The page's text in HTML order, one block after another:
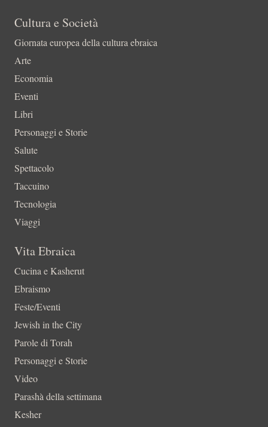
Cultura e Società
Giornata europea della cultura ebraica
Arte
Economia
Eventi
Libri
Personaggi e Storie
Salute
Spettacolo
Taccuino
Tecnologia
Viaggi
Vita Ebraica
Cucina e Kasherut
Ebraismo
Feste/Eventi
Jewish in the City
Parole di Torah
Personaggi e Storie
Video
Parashà della settimana
Kesher